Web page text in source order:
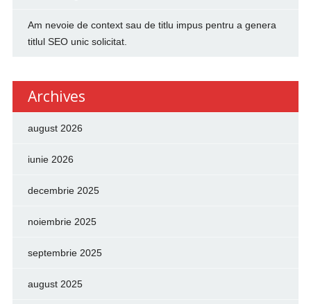
Am nevoie de context sau de titlu impus pentru a genera
titlul SEO unic solicitat.
Archives
august 2026
iunie 2026
decembrie 2025
noiembrie 2025
septembrie 2025
august 2025